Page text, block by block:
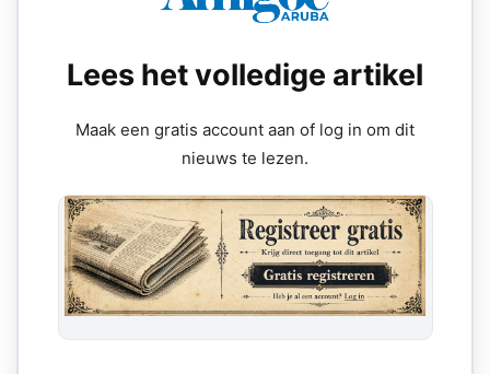
Lees het volledige artikel
Maak een gratis account aan of log in om dit
nieuws te lezen.